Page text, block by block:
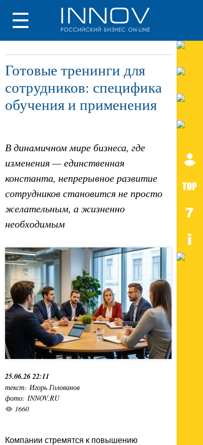
Готовые тренинги для
сотрудников: специфика
обучения и применения
В динамичном мире бизнеса, где
изменения — единственная
константа, непрерывное развитие
сотрудников становится не просто
желательным, а жизненно
необходимым
25.06.26 22:11
текст: Игорь Голованов
фото: INNOV.RU
1660
Компании стремятся к повышению